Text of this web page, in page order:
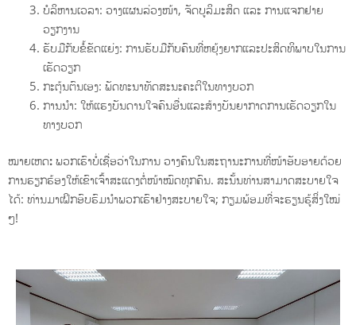
ບໍລິຫານເວລາ: ວາງແຜນລ່ວງໜ້າ, ຈັດບູລິມະສິດ ແລະ ການແຈກຢາຍ
ວຽກງານ
ຮັບມືກັບຂໍ້ຂັດແຍ່ງ: ການຮັບມືກັບຄົນທີ່ຫຍຸ້ງຍາກແລະປະສິດທິພາບໃນການ
ເຮັດວຽກ
ກະຕຸ້ນຕົນເອງ: ພັດທະນາທັດສະນະຄະຕິໃນທາງບວກ
ການນຳ: ໃຫ້ແຮງບັນດານໃຈຄົນອື່ນແລະສ້າງບັນຍາກາດການເຮັດວຽກໃນ
ທາງບວກ
ໝາຍເຫດ: ພວກເຮົາບໍ່ເຊື່ອວ່າໃນການ ວາງຄົນໃນສະຖານະການທີ່ໜ້າອັບອາຍດ້ວຍ
ການຮຽກຮ້ອງໃຫ້ເຂົາເຈົ້າສະແດງຕໍ່ໜ້າໝົດທຸກຄົນ. ສະນັ້ນທ່ານສາມາດສະບາຍໃຈ
ໄດ້: ທ່ານມາເຝິກອົບຮົມນຳພວກເຮົາຢ່າງສະບາຍໃຈ; ກຽມພ້ອມທີ່ຈະຮຽນຮູ້ສິ່ງໃໝ່
ໆ!